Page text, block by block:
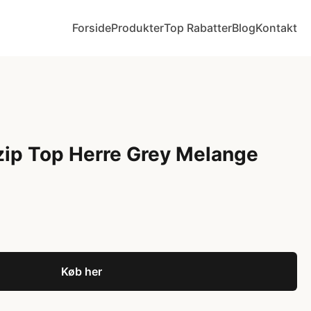
ForsideProdukterTop RabatterBlogKontakt
Top Herre Grey Melange
Køb her